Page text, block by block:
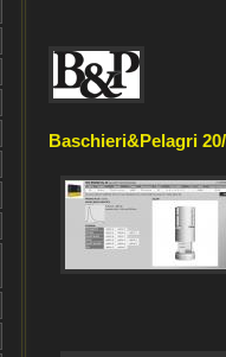
Baschieri&Pelagri